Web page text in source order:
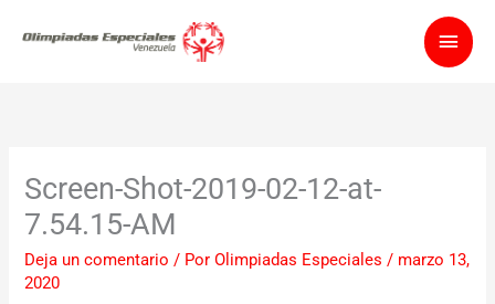
Screen-Shot-2019-02-12-at-
7.54.15-AM
Deja un comentario / PorOlimpiadas Especiales/ marzo 13,
2020